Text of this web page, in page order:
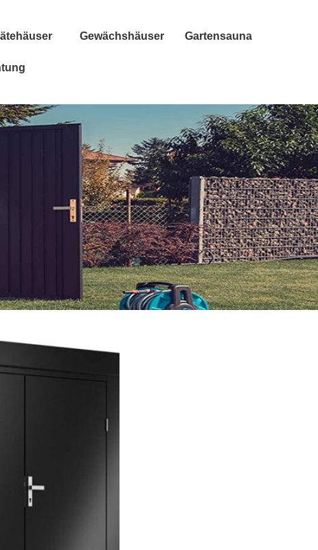
Gewächshäuser Gartensauna